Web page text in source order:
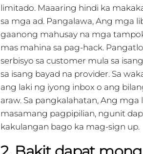
limitado. Maaaring hindi ka
sa mga ad. Pangalawa, Ang mga
gaanong mahusay na mga
mas mahina sa pag-hack.
serbisyo sa customer mula sa
sa isang bayad na provider. Sa
ang laki ng iyong inbox o ang
araw. Sa pangkalahatan, Ang
masamang pagpipilian, ngunit
kakulangan bago ka mag-sign up.